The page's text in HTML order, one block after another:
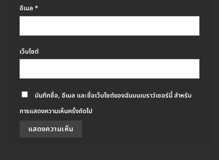
อีเมล *
เว็บไซต์
บันทึกชื่อ, อีเมล และชื่อเว็บไซต์ของฉันบนเบราว์เซอร์นี้ สำหรับ
การแสดงความเห็นครั้งถัดไป